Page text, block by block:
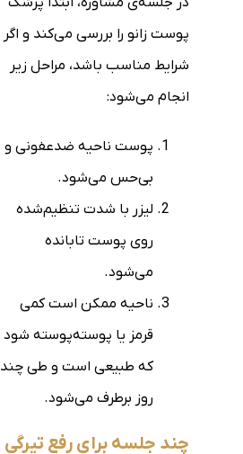
پوست زانو را بررسی می‌کند و اگر
شرایط مناسب باشد، مراحل زیر
انجام می‌شود:
پوست ناحیه ضدعفونی و
بی‌حس می‌شود.
لیزر با شدت تنظیم‌شده
روی پوست تابانده
می‌شود.
ناحیه ممکن است کمی
قرمز یا پوسته‌پوسته شود
که طبیعی است و طی چند
روز برطرف می‌شود.
چند جلسه برای رفع تیرگی